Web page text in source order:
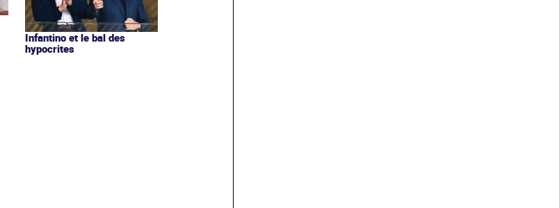
Infantino et le bal des
hypocrites